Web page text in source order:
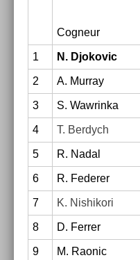
Cog­neur
1 N. Djokovic
2 A. Mur­ray
3 S. Waw­rinka
4 T. Be­rdych
5 R. Nadal
6 R. Feder­er
7 K. Nis­hikori
8 D. Ferr­er
9 M. Raonic